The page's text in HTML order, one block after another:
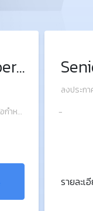
เจ้าหน้าที่ Last Mile Operation
บริหารจัดการให้ผู้ประกอบการดำเนินงานตามข้อกำหนดภายใต้สัญญาว่าจ้างที่กำหนดอย่างมีประสิทธิภาพและประสิทธิผล
ลงประก
-
รายละเ